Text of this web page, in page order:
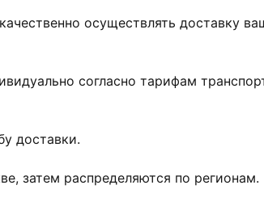
осуществлять доставку
согласно тарифам
доставки.
затем распределяются по регионам.